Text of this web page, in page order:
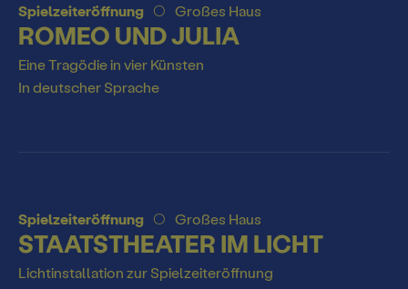
Staatstheater unterwegs
Tickets und Abos
TheaterCard
Mitarbeiter*innen
Spielstätten
Für junges Publikum
Spielzeiteröffnung Großes Haus
ROMEO UND JULIA
Eine Tragödie in vier Künsten
In deutscher Sprache
Spielzeiteröffnung Großes Haus
STAATSTHEATER IM LICHT
Lichtinstallation zur Spielzeiteröffnung